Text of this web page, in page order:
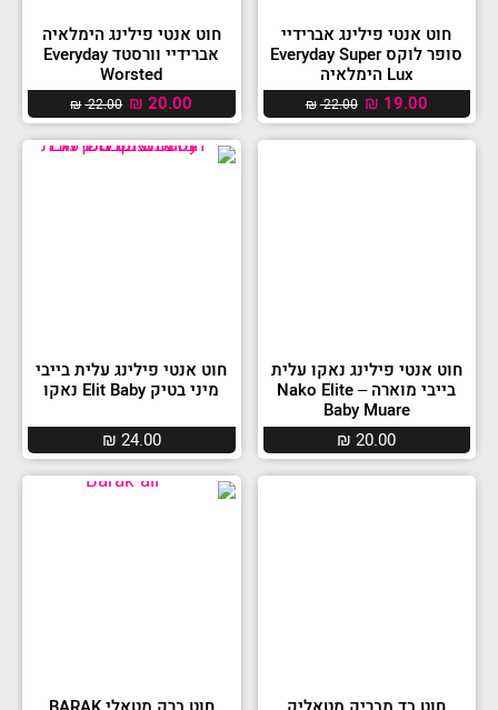
חוט אנטי פילינג אברידיי
סופר לוקס Everyday Super
Lux הימלאיה
₪22.00 ₪ 19.00
חוט אנטי פילינג הימלאיה
אברידיי וורסטד Everyday
Worsted
₪22.00 ₪ 20.00
חוט אנטי פילינג נאקו עלית
בייבי מוארה – Nako Elite
Baby Muare
₪ 20.00
חוט אנטי פילינג עלית בייבי
מיני בטיק Elit Baby נאקו
₪ 24.00